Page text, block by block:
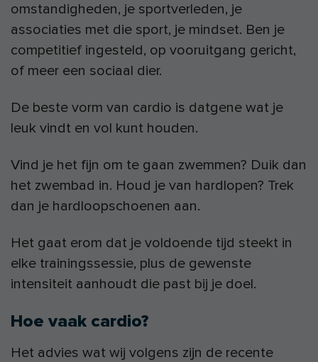
omstandigheden, je sportverleden, je
associaties met die sport, je mindset. Ben je
competitief ingesteld, op vooruitgang gericht,
of meer een sociaal dier.
De beste vorm van cardio is datgene wat je
leuk vindt en vol kunt houden.
Vind je het fijn om te gaan zwemmen? Duik dan
het zwembad in. Houd je van hardlopen? Trek
dan je hardloopschoenen aan.
Het gaat erom dat je voldoende tijd steekt in
elke trainingssessie, plus de gewenste
intensiteit aanhoudt die past bij je doel.
Hoe vaak cardio?
Het advies wat wij volgens zijn de recente